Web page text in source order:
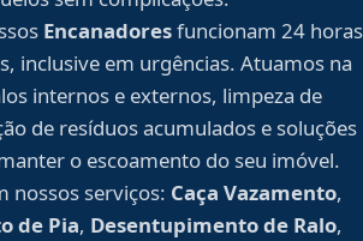
Encanadoresfuncionam 24 horas
inclusive em urgências. Atuamos na
internos e externos, limpeza de
de resíduos acumulados e soluções
o escoamento do seu imóvel.
nossos serviços: Caça Vazamento,
de Pia, Desentupimento de Ralo,